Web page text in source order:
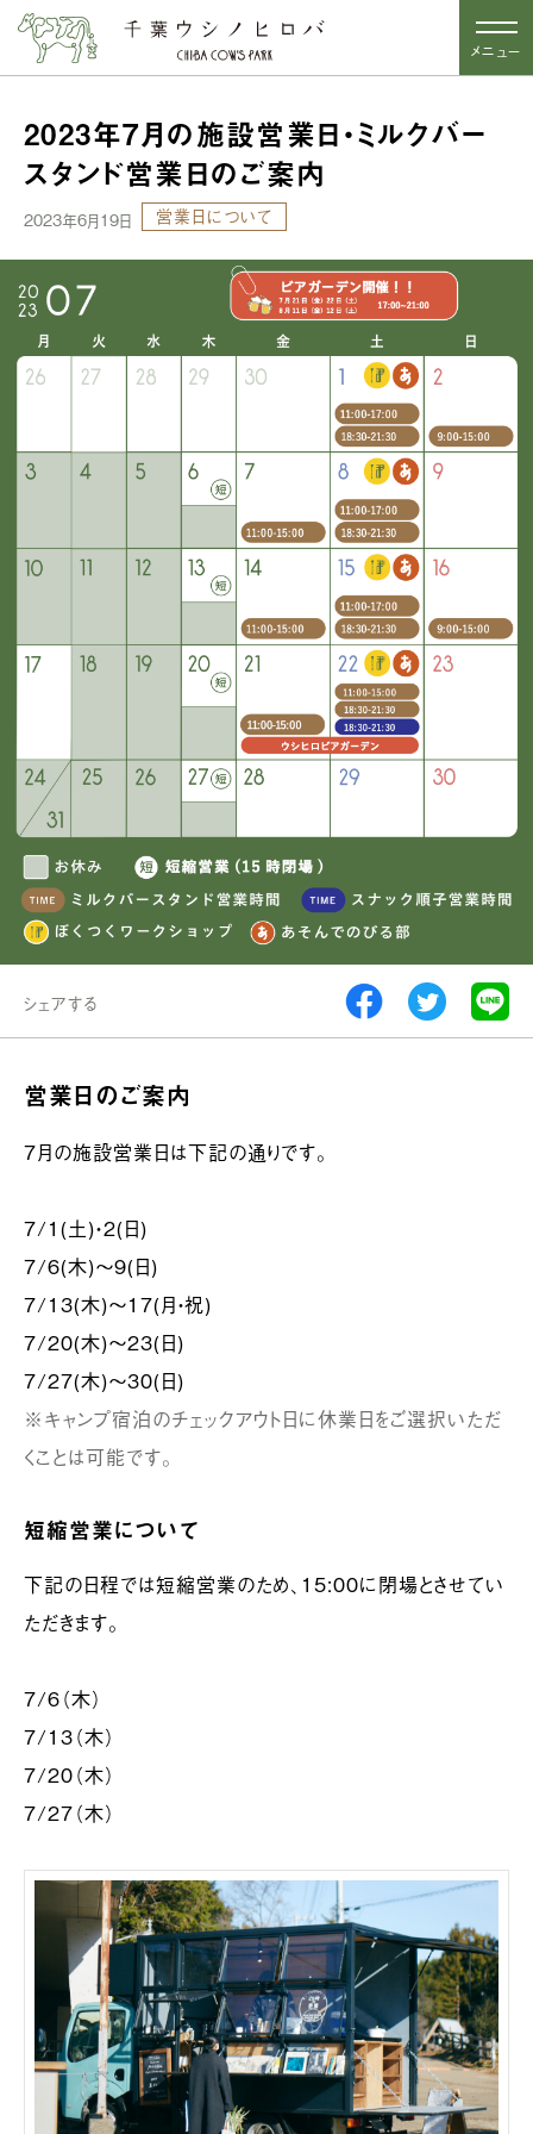
メニュー
2023年7月の施設営業日・ミルクバー
スタンド営業日のご案内
2023年6月19日 営業日について
シェアする
営業日のご案内
7月の施設営業日は下記の通りです。
7/1(土)・2(日)
7/6(木)〜9(日)
7/13(木)〜17(月・祝)
7/20(木)〜23(日)
7/27(木)〜30(日)
※キャンプ宿泊のチェックアウト日に休業日をご選択いただ
くことは可能です。
短縮営業について
下記の日程では短縮営業のため、15:00に閉場とさせてい
ただきます。
7/6（木）
7/13（木）
7/20（木）
7/27（木）